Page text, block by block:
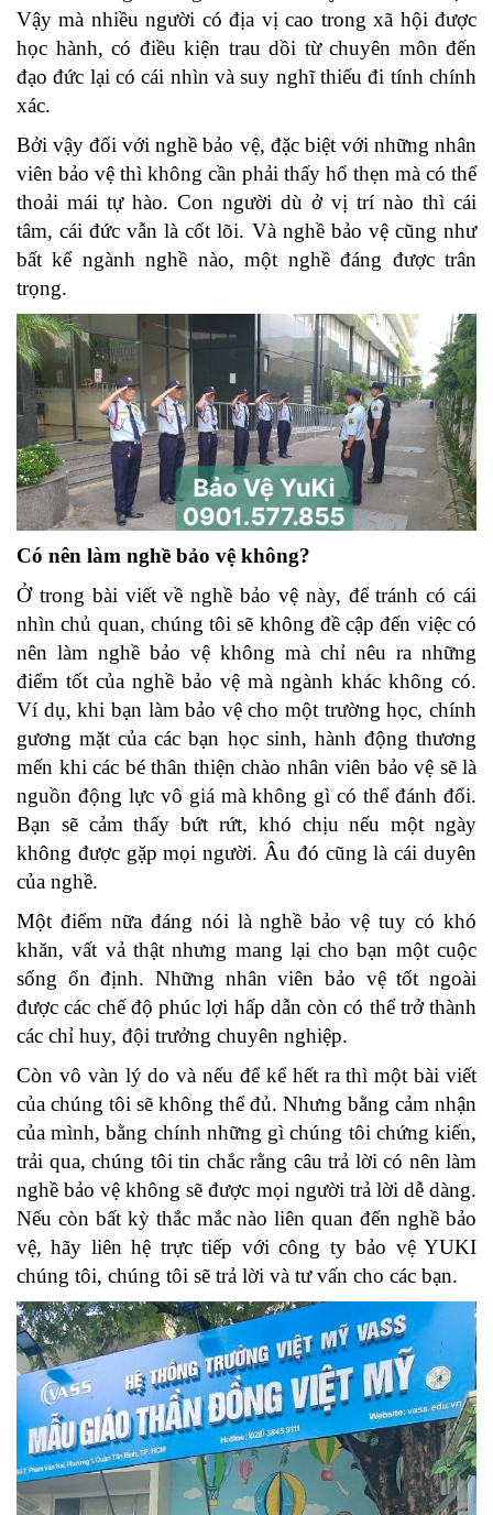
Vậy mà nhiều người có địa vị cao trong xã hội được
học hành, có điều kiện trau dồi từ chuyên môn đến
đạo đức lại có cái nhìn và suy nghĩ thiếu đi tính chính
xác.
Bởi vậy đối với nghề bảo vệ, đặc biệt với những nhân
viên bảo vệ thì không cần phải thấy hổ thẹn mà có thể
thoải mái tự hào. Con người dù ở vị trí nào thì cái
tâm, cái đức vẫn là cốt lõi. Và nghề bảo vệ cũng như
bất kể ngành nghề nào, một nghề đáng được trân
trọng.
Có nên làm nghề bảo vệ không?
Ở trong bài viết về nghề bảo vệ này, để tránh có cái
nhìn chủ quan, chúng tôi sẽ không đề cập đến việc có
nên làm nghề bảo vệ không mà chỉ nêu ra những
điểm tốt của nghề bảo vệ mà ngành khác không có.
Ví dụ, khi bạn làm bảo vệ cho một trường học, chính
gương mặt của các bạn học sinh, hành động thương
mến khi các bé thân thiện chào nhân viên bảo vệ sẽ là
nguồn động lực vô giá mà không gì có thể đánh đổi.
Bạn sẽ cảm thấy bứt rứt, khó chịu nếu một ngày
không được gặp mọi người. Âu đó cũng là cái duyên
của nghề.
Một điểm nữa đáng nói là nghề bảo vệ tuy có khó
khăn, vất vả thật nhưng mang lại cho bạn một cuộc
sống ổn định. Những nhân viên bảo vệ tốt ngoài
được các chế độ phúc lợi hấp dẫn còn có thể trở thành
các chỉ huy, đội trưởng chuyên nghiệp.
Còn vô vàn lý do và nếu để kể hết ra thì một bài viết
của chúng tôi sẽ không thể đủ. Nhưng bằng cảm nhận
của mình, bằng chính những gì chúng tôi chứng kiến,
trải qua, chúng tôi tin chắc rằng câu trả lời có nên làm
nghề bảo vệ không sẽ được mọi người trả lời dễ dàng.
Nếu còn bất kỳ thắc mắc nào liên quan đến nghề bảo
vệ, hãy liên hệ trực tiếp với công ty bảo vệ YUKI
chúng tôi, chúng tôi sẽ trả lời và tư vấn cho các bạn.